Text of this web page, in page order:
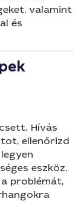
valamint
és
Hívás
ellenőrizd
eszköz,
problémát,